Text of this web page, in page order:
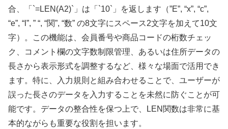
合、「`=LEN(A2)`」は「`10`」を返します（”E”, “x”, “c”,
“e”, “l”, ” “, “関”, “数” の8文字にスペース2文字を加えて10文
字）。この機能は、会員番号や商品コードの桁数チェッ
ク、コメント欄の文字数制限管理、あるいは住所データの
長さから表示形式を調整するなど、様々な場面で活用でき
ます。特に、入力規則と組み合わせることで、ユーザーが
誤った長さのデータを入力することを未然に防ぐことが可
能です。データの整合性を保つ上で、LEN関数は非常に基
本的ながらも重要な役割を担います。